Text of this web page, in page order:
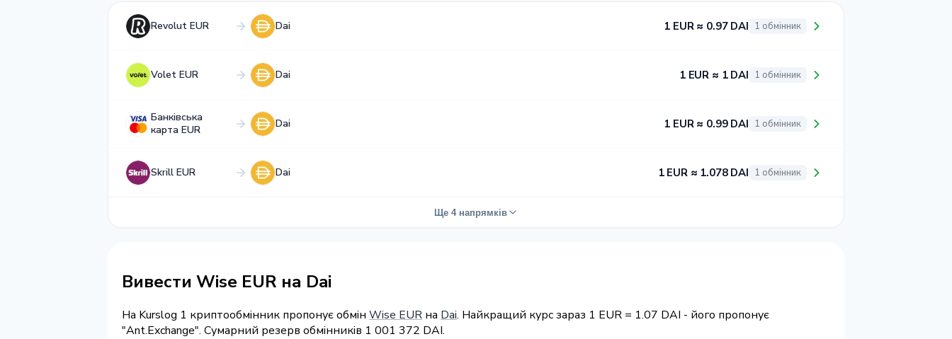
Revolut EUR Dai 1 EUR ≈ 0.97 DAI 1 обмінник
Volet EUR Dai 1 EUR ≈ 1 DAI 1 обмінник
Банківська
карта EUR
Dai 1 EUR ≈ 0.99 DAI 1 обмінник
Skrill EUR Dai 1 EUR ≈ 1.078 DAI 1 обмінник
Ще 4 напрямків
Вивести Wise EUR на Dai
На Kurslog 1 криптообмінник пропонує обмін Wise EUR на Dai. Найкращий курс зараз 1 EUR = 1.07 DAI - його пропонує
"Ant.Exchange". Сумарний резерв обмінників 1 001 372 DAI.